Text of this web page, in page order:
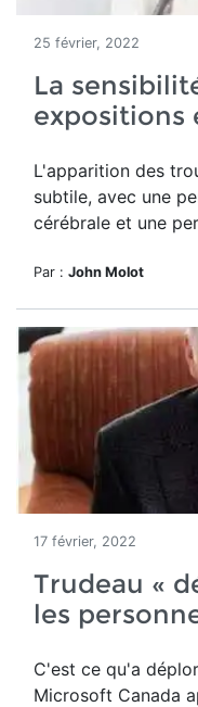
25 février, 2022
La
expositions
L'apparition des
subtile, avec une
cérébrale et une
Par : John Molot
17 février, 2022
Trudeau «
les
C'est ce qu'a
Microsoft Canada